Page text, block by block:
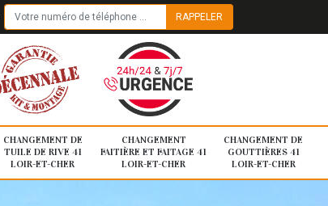
CHANGEMENT DE
TUILE DE RIVE 41
LOIR-ET-CHER
CHANGEMENT
FAITIÈRE ET FAITAGE 41
LOIR-ET-CHER
CHANGEMENT DE
GOUTTIÈRES 41
LOIR-ET-CHER